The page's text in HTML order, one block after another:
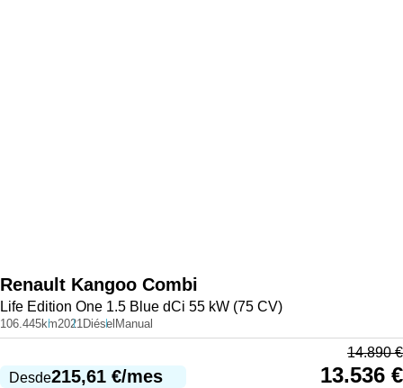
Renault Kangoo Combi
Life Edition One 1.5 Blue dCi 55 kW (75 CV)
106.445km2021 DiéselManual
Desde215,61 €/mes
14.890€
13.536 €